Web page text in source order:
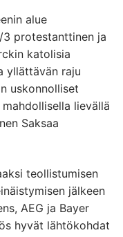
alue
3 protestanttinen ja
katolisia
yllättävän raju
uskonnolliset
lievällä
Saksaa
teollistumisen
jälkeen
AEG ja Bayer
hyvät lähtökohdat